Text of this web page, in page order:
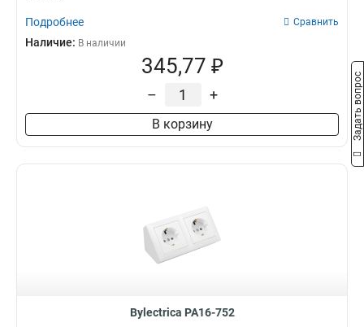
Подробнее Сравнить
Наличие: В наличии
345,77 ₽
– +
В корзину
Bylectrica РА16-752
Задать вопрос